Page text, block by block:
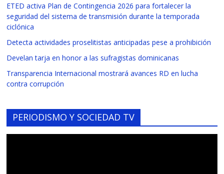
ETED activa Plan de Contingencia 2026 para fortalecer la
seguridad del sistema de transmisión durante la temporada
ciclónica
Detecta actividades proselitistas anticipadas pese a prohibición
Develan tarja en honor a las sufragistas dominicanas
Transparencia Internacional mostrará avances RD en lucha
contra corrupción
PERIODISMO Y SOCIEDAD TV